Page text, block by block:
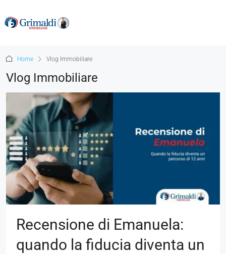
Home Vlog Immobiliare
Vlog Immobiliare
Recensione di Emanuela:
quando la fiducia diventa un